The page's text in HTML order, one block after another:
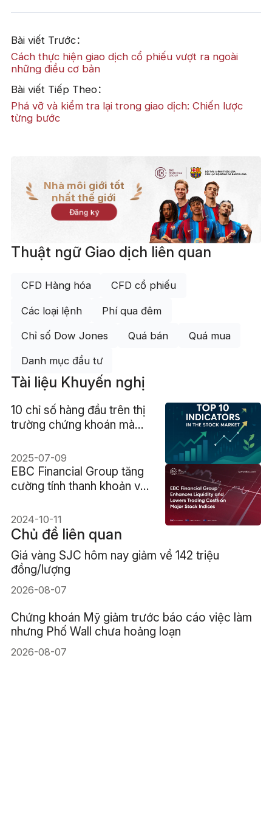
Bài viết Trước：
Cách thực hiện giao dịch cổ phiếu vượt ra ngoài
những điều cơ bản
Bài viết Tiếp Theo：
Phá vỡ và kiểm tra lại trong giao dịch: Chiến lược
từng bước
Nhà môi giới tốt
nhất thế giới
Đăng ký
Thuật ngữ Giao dịch liên quan
CFD Hàng hóa CFD cổ phiếu
Các loại lệnh Phí qua đêm
Chỉ số Dow Jones Quá bán Quá mua
Danh mục đầu tư
Tài liệu Khuyến nghị
10 chỉ số hàng đầu trên thị
trường chứng khoán mà
dụng
2025-07-09
EBC Financial Group tăng
cường tính thanh khoản và
các chỉ số chứng khoán
lớn
2024-10-11
Chủ đề liên quan
Giá vàng SJC hôm nay giảm về 142 triệu
đồng/lượng
2026-08-07
Chứng khoán Mỹ giảm trước báo cáo việc làm
nhưng Phố Wall chưa hoảng loạn
2026-08-07